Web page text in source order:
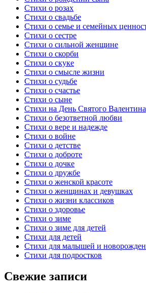
Стихи о розах
Стихи о свадьбе
Стихи о семье и семейных
Стихи о сестре
Стихи о сильной женщине
Стихи о скорби
Стихи о скуке
Стихи о смысле жизни
Стихи о судьбе
Стихи о счастье
Стихи о сыне
Стихи на День Святого Валентина
Стихи о безответной любви
Стихи о вере и надежде
Стихи о войне
Стихи о детстве
Стихи о доброте
Стихи о дочке
Стихи о дружбе
Стихи о женской красоте
Стихи о женщинах и девушках
Стихи о жизни классиков
Стихи о здоровье
Стихи о зиме
Стихи о зиме для детей
Стихи для детей
Стихи для малышей и
Стихи для подростков
Свежие записи